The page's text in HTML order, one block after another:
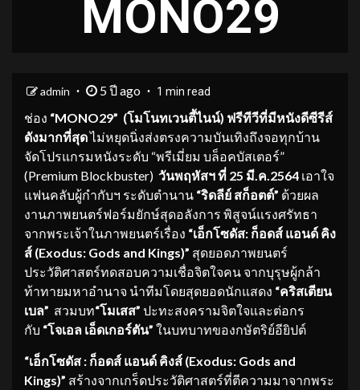
MONO29
admin 5 ปี ago 1 min read
ช่อง “MONO29” (โมโนทเวนตี้ไนน์) ฟรีทีวีที่มีหนังดีซีรีส์
ดังมากที่สุดไม่หยุดนิ่งส่งตรงความบันเทิงถึงจอทุกบ้าน
จัดโปรแกรมหนังระดับ “พรีเมี่ยม บล็อคบัสเตอร์”
(Premium Blockbuster) วันพฤหัสฯ ที่ 25 มี.ค.2564 เอาใจ
แฟนคลับผู้กำกับฯ ระดับตำนาน “ริดลีย์ สก็อตต์” ด้วยผล
งานภาพยนตร์ฟอร์มยักษ์สุดอลังการ พิสูจน์แรงศรัทธา
จากพระเจ้าในภาพยนตร์เรื่อง “เอ็กโซดัส: ก็อดส์ แอนด์ คิง
ส์ (Exodus: Gods and Kings)” สุดยอดภาพยนตร์
ประวัติศาสตร์ทดสอบความเชื่อจิตใจคน จากบุรุษผู้กล้า
ท้าทายมหาอำนาจ นำทีมโดยสุดยอดนักแสดง “คริสเตียน
เบล” สวมบท“โมเสส” ปะทะสงครามจิตใจและต่อกร
กับ “โจเอล เอ็ดเกอร์ตัน” ในบทบาทของกษัตริย์อียิปต์
“เอ็กโซดัส : ก็อดส์ แอนด์ คิงส์ (Exodus: Gods and
Kings)” สร้างจากเกร็ดประวัติศาสตร์ที่ตีความมาจากพระ